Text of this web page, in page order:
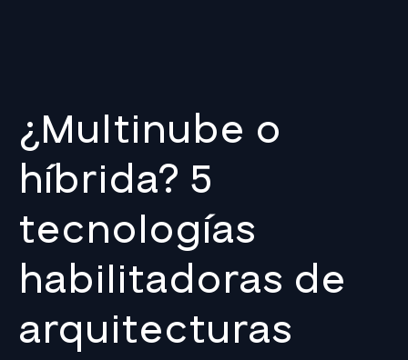
¿Multinube o
híbrida? 5
tecnologías
habilitadoras de
arquitecturas